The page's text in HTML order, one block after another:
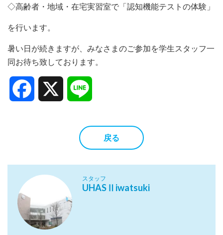
◇高齢者・地域・在宅実習室で「認知機能テストの体験」
を行います。
暑い日が続きますが、みなさまのご参加を学生スタッフ一
同お待ち致しております。
Facebook
戻る
スタッフ
UHASⅡiwatsuki